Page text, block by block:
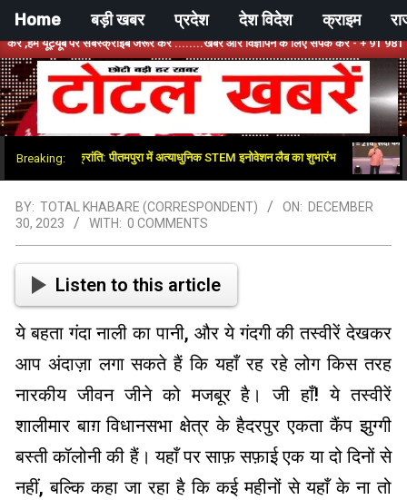
Skip
content
पर सबस्क्राइब जरूर करें ........खबर और विज्ञापन के लिए संपर्क करें - + 91
टोटल
खबरें
Breaking:
में नई क्रांति: पीतमपुरा में अत्याधुनिक STEM इनोवेशन लैब का शुभारंभ
BY: TOTAL KHABARE (CORRESPONDENT) ON: DECEMBER
30, 2023
WITH: 0 COMMENTS
Listen to this article
ये बहता गंदा नाली का पानी, और ये गंदगी की तस्वीरें देखकर
आप अंदाज़ा लगा सकते हैं कि यहाँ रह रहे लोग किस तरह
नारकीय जीवन जीने को मजबूर है। जी हाँ! ये तस्वीरें
शालीमार बाग़ विधानसभा क्षेत्र के हैदरपुर एकता कैंप झुग्गी
बस्ती कॉलोनी की हैं। यहाँ पर साफ़ सफ़ाई एक या दो दिनों से
नहीं, बल्कि कहा जा रहा है कि कई महीनों से यहाँ के ना तो
Home बड़ी खबर प्रदेश देश विदेश क्राइम